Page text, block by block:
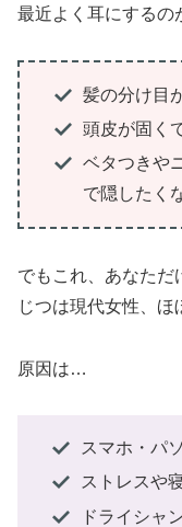
最近よく耳にするの
髪の分け目
頭皮が固く
ベタつきや
で隠したく
でもこれ、あなただ
じつは現代女性、ほ
原因は…
スマホ・パ
ストレスや
ドライシャ